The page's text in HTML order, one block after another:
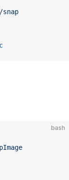
snap
bash